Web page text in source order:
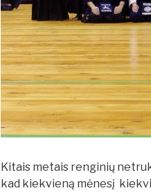
Kitais metais renginių
kad kiekvieną mėnesį